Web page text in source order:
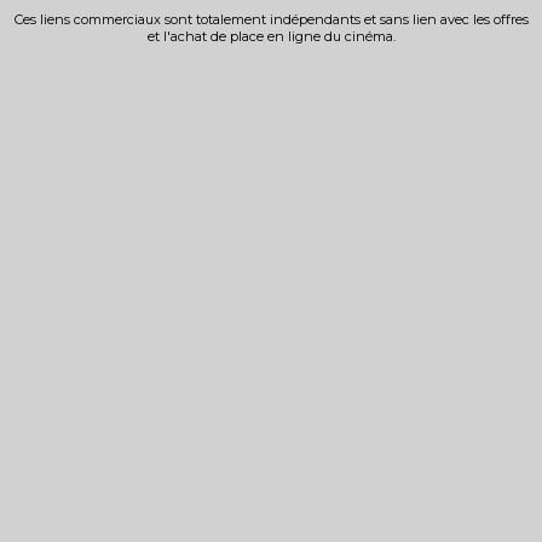
Ces liens commerciaux sont totalement indépendants et sans lien avec les offres
et l'achat de place en ligne du cinéma.